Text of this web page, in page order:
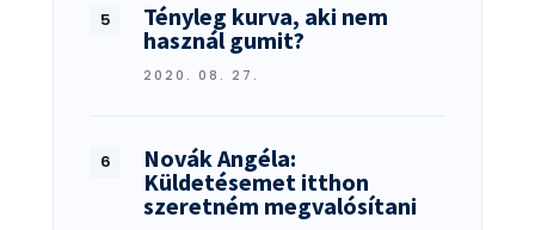
Tényleg kurva, aki nem
használ gumit?
2020. 08. 27.
Novák Angéla:
Küldetésemet itthon
szeretném megvalósítani